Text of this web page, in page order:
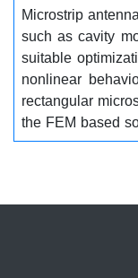
Microstrip
such as cavity
suitable
nonlinear
rectangular
the FEM based